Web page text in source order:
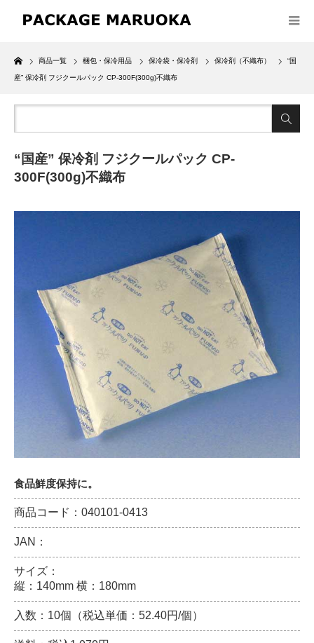
Home
商品一覧 梱包・保冷用品 保冷袋・保冷剤 保冷剤（不織布） “国
産” 保冷剤 フジクールパック CP-300F(300g)不織布
“国産” 保冷剤 フジクールパック CP-
300F(300g)不織布
食品鮮度保持に。
商品コード：040101-0413
JAN：
サイズ：
縦：140mm 横：180mm
入数：10個（税込単価：52.40円/個）